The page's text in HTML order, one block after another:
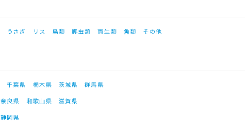
うさぎ リス 鳥類 爬虫類 両生類 魚類 その他
千葉県 栃木県 茨城県
群馬県
奈良県 和歌山県
滋賀県
静岡県